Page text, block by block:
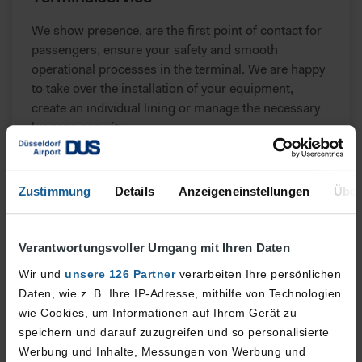
Zustimmung Details Anzeigeneinstellungen
Verantwortungsvoller Umgang mit Ihren Daten
Wir und unsere 126 Partnerverarbeiten Ihre persönlichen
Daten, wie z. B. Ihre IP-Adresse, mithilfe von Technologien
wie Cookies, um Informationen auf Ihrem Gerät zu
speichern und darauf zuzugreifen und so personalisierte
Werbung und Inhalte, Messungen von Werbung und
We show presence, are the first point of contact for
passengers, ensure your safety and smooth
operational processes in the terminal. We are happy
to take over the installation of your equipment,
create an individual lining or manage the necessary
luggage security.